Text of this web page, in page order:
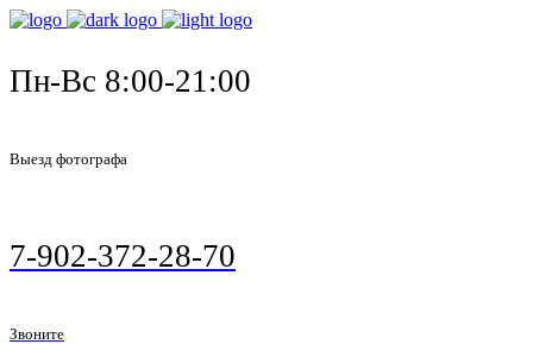
Пн-Вс 8:00-21:00
Выезд фотографа
7-902-372-28-70
Звоните